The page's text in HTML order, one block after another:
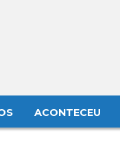
ACONTECEU